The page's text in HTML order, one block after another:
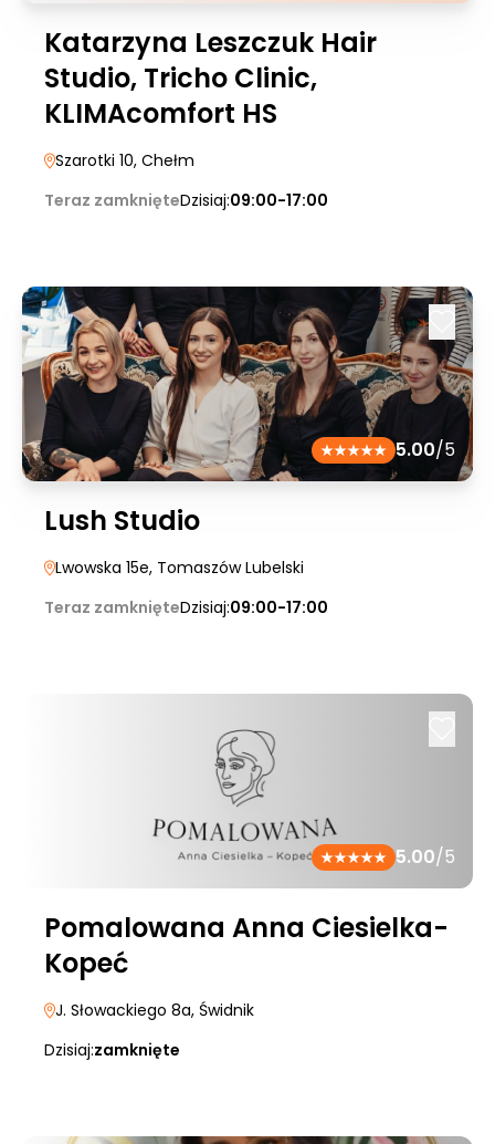
Katarzyna Leszczuk Hair
Studio, Tricho Clinic,
KLIMAcomfort HS
Szarotki 10, Chełm
Teraz zamknięteDzisiaj:09:00-17:00
5.00/5
Lush Studio
Lwowska 15e, Tomaszów Lubelski
Teraz zamknięteDzisiaj:09:00-17:00
5.00/5
Pomalowana Anna Ciesielka-
Kopeć
J. Słowackiego 8a, Świdnik
Dzisiaj:zamknięte